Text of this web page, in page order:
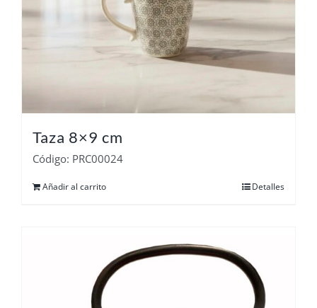
Taza 8×9 cm
Código: PRC00024
Añadir al carrito Detalles